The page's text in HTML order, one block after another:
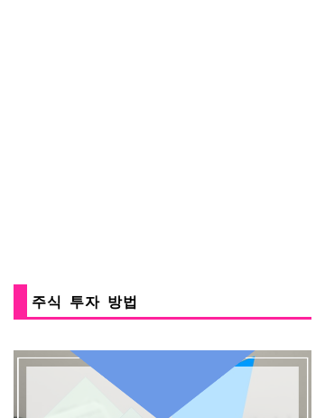
주식 투자 방법